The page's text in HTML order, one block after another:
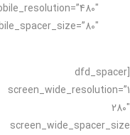
[dfd_spacer
screen_wide_resolution=”1
280″
screen_wide_spacer_size